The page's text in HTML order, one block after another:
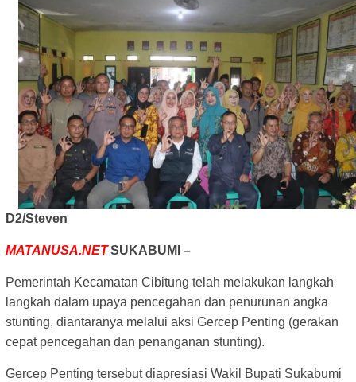
D2/Steven
MATANUSA.NETSUKABUMI –
Pemerintah Kecamatan Cibitung telah melakukan langkah
langkah dalam upaya pencegahan dan penurunan angka
stunting, diantaranya melalui aksi Gercep Penting (gerakan
cepat pencegahan dan penanganan stunting).
Gercep Penting tersebut diapresiasi Wakil Bupati Sukabumi